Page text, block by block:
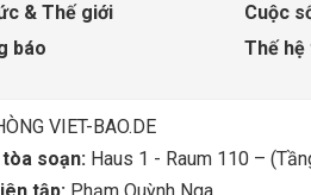
& Thế giới
Cuộc
báo
Thế hệ
VIET-BAO.DE
soạn: Haus 1 - Raum 110 –